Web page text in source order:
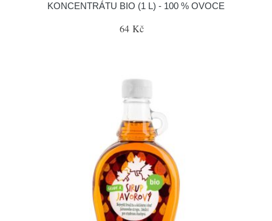
KONCENTRÁTU BIO (1 L) - 100 % OVOCE
64 Kč